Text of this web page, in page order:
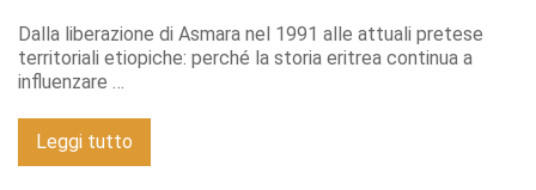
Dalla liberazione di Asmara nel 1991 alle attuali pretese
territoriali etiopiche: perché la storia eritrea continua a
influenzare …
Leggi tutto